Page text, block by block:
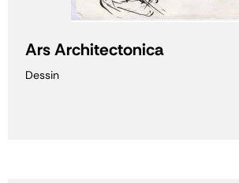
Ars Architectonica
Dessin